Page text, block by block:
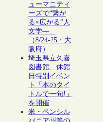
ューマニティ
ーズで“繋が
る×広がる”人
文学―」
（8/24-25・大
阪府）
埼玉県立久喜
図書館、休館
日特別イベン
ト「本のタイ
トルで一句!」
を開催
米・ペンシル